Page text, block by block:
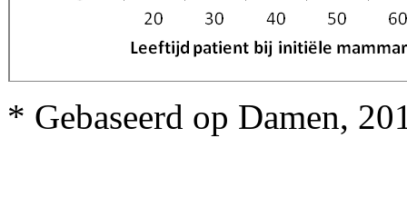
* Gebaseerd op Damen,